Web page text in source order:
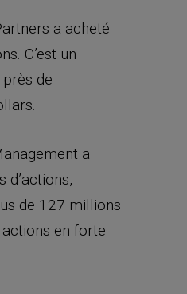
a acheté
C’est un
de
a
d’actions,
de 127 millions
en forte